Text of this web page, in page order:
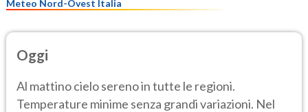
Meteo Nord-Ovest Italia
Oggi
Al mattino cielo sereno in tutte le regioni.
Temperature minime senza grandi variazioni. Nel